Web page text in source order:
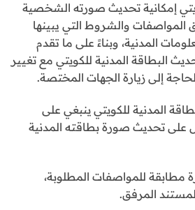
إمكانية تحديث صورته الشخصية
والشروط التي يبينها
المدنية، وبناءً على ما تقدم
البطاقة المدنية للكويتي مع تغيير
إلى زيارة الجهات المختصة.
المدنية للكويتي ينبغي على
على تحديث صورة بطاقته المدنية
مطابقة للمواصفات المطلوبة،
المرفق.